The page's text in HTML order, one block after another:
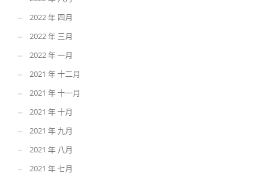
2022 年 四月
2022 年 三月
2022 年 一月
2021 年 十二月
2021 年 十一月
2021 年 十月
2021 年 九月
2021 年 八月
2021 年 七月